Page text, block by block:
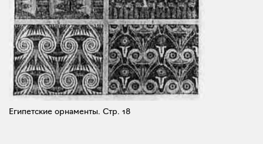
Египетские орнаменты. Стр. 18